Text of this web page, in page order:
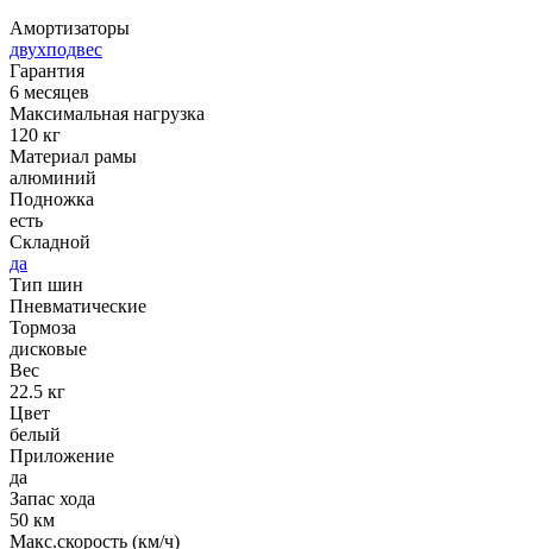
Амортизаторы
двухподвес
Гарантия
6 месяцев
Максимальная нагрузка
120 кг
Материал рамы
алюминий
Подножка
есть
Складной
да
Тип шин
Пневматические
Тормоза
дисковые
Вес
22.5 кг
Цвет
белый
Приложение
да
Запас хода
50 км
Макс.скорость (км/ч)